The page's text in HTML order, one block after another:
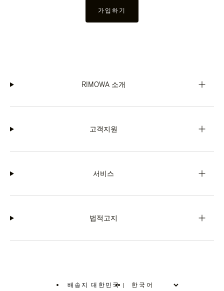
가입하기
RIMOWA 소개
고객지원
서비스
법적고지
배송지 대한민국 |